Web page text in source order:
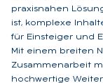
praxisnahen
ist, komplexe
für Einsteiger und
Mit einem breiten
Zusammenarbeit
hochwertige